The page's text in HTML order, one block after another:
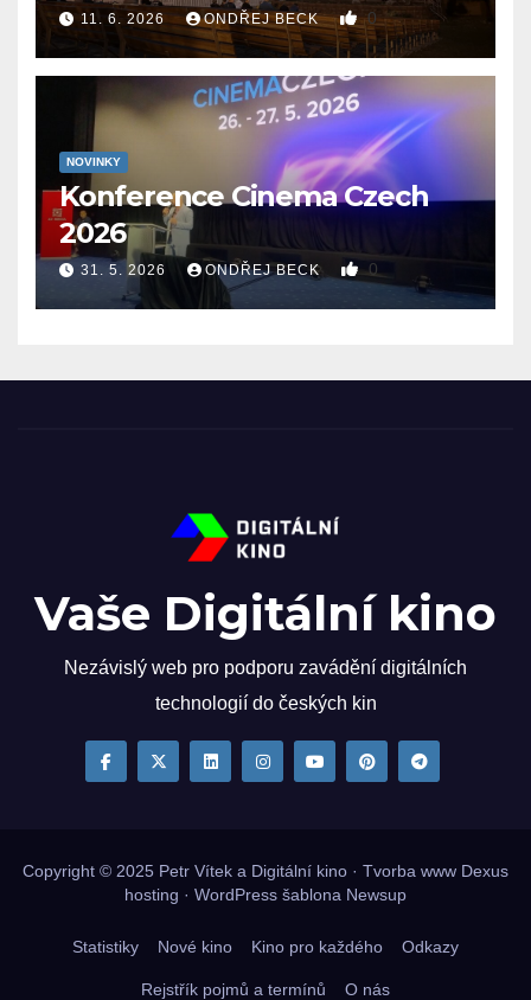
11. 6. 2026 ONDŘEJ BECK 0
NOVINKY
Konference Cinema Czech
2026
31. 5. 2026 ONDŘEJ BECK 0
Vaše Digitální kino
Nezávislý web pro podporu zavádění digitálních
technologií do českých kin
Copyright © 2025 Petr Vítek a Digitální kino · Tvorba www Dexus
hosting · WordPress šablona Newsup
Statistiky Nové kino Kino pro každého Odkazy
Rejstřík pojmů a termínů O nás